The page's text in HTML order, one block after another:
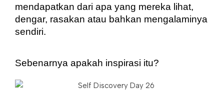
mendapatkan dari apa yang mereka lihat,
dengar, rasakan atau bahkan mengalaminya
sendiri.
Sebenarnya apakah inspirasi itu?